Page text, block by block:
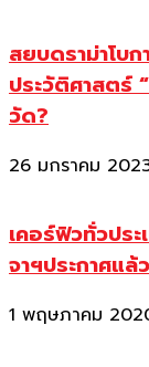
สยบดราม่าโบ
ประวัติศาสตร์
วัด?
26 มกราคม
เคอร์ฟิวทั่วปร
จาฯประกาศแล้
1 พฤษภาคม